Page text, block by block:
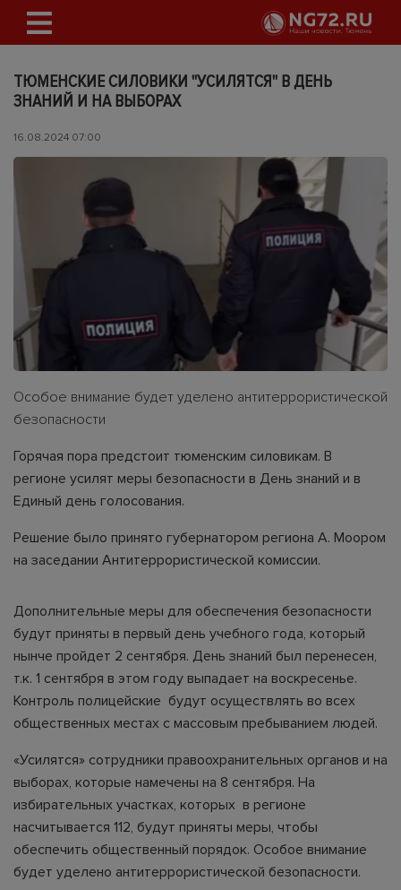
ТЮМЕНСКИЕ СИЛОВИКИ "УСИЛЯТСЯ" В ДЕНЬ
ЗНАНИЙ И НА ВЫБОРАХ
16.08.2024 07:00
Особое внимание будет уделено антитеррористической
безопасности
Горячая пора предстоит тюменским силовикам. В
регионе усилят меры безопасности в День знаний и в
Единый день голосования.
Решение было принято губернатором региона А. Моором
на заседании Антитеррористической комиссии.
Дополнительные меры для обеспечения безопасности
будут приняты в первый день учебного года, который
нынче пройдет 2 сентября. День знаний был перенесен,
т.к. 1 сентября в этом году выпадает на воскресенье.
Контроль полицейские будут осуществлять во всех
общественных местах с массовым пребыванием людей.
«Усилятся» сотрудники правоохранительных органов и на
выборах, которые намечены на 8 сентября. На
избирательных участках, которых в регионе
насчитывается 112, будут приняты меры, чтобы
обеспечить общественный порядок. Особое внимание
будет уделено антитеррористической безопасности.